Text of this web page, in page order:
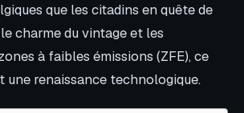
que les citadins en quête de
charme du vintage et les
à faibles émissions (ZFE), ce
une renaissance technologique.